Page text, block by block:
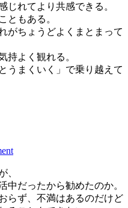
じれてより共感できる。
ともある。
がちょうどよくまとまって
持よく観れる。
うまくいく」で乗り越えて
、
中だったから勧めたのか。
らず、不満はあるのだけど